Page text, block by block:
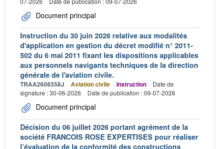
Document principal
Instruction du 30 juin 2026 relative aux modalités
d'application en gestion du décret modifié n° 2011-
502 du 6 mai 2011 fixant les dispositions applicables
aux personnels navigants techniques de la direction
générale de l'aviation civile.
TRAA2608358J Aviation civile Instruction
Date de
signature : 30-06-2026
Date de publication : 09-07-2026
Document principal
Décision du 06 juillet 2026 portant agrément de la
société FRANCOIS ROSE EXPERTISES pour réaliser
l’évaluation de la conformité des constructions